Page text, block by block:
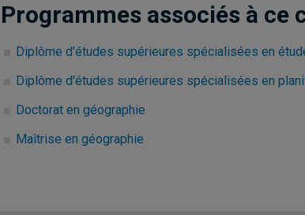
Programmes associés à ce
Diplôme d'études supérieures spécialisées en
Diplôme d'études supérieures spécialisées en
Doctorat en géographie
Maîtrise en géographie